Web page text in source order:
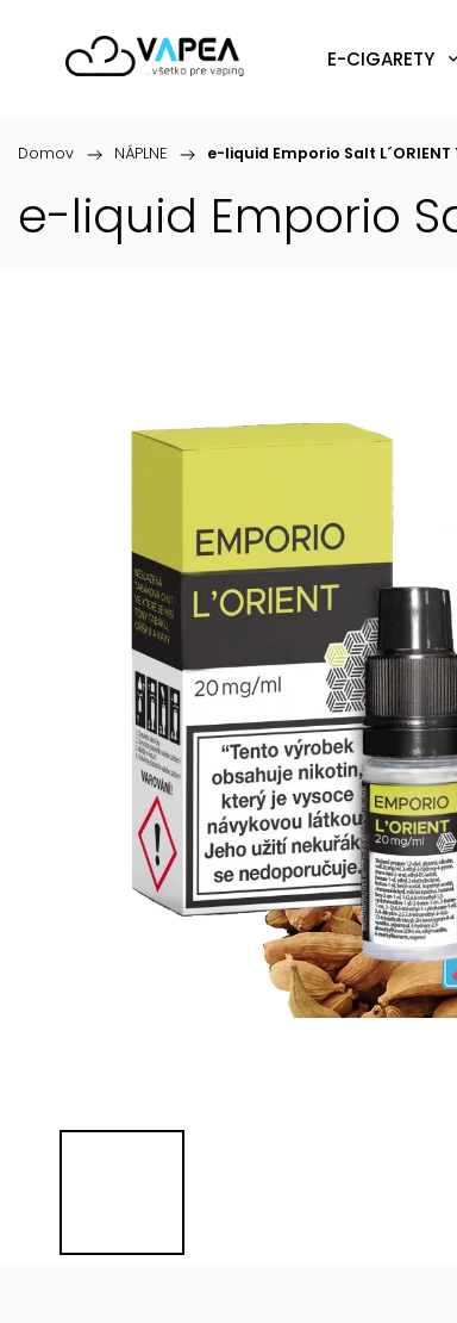
E-CIGARETY
Domov / NÁPLNE / e-liquid Emporio Salt
e-liquid Emporio